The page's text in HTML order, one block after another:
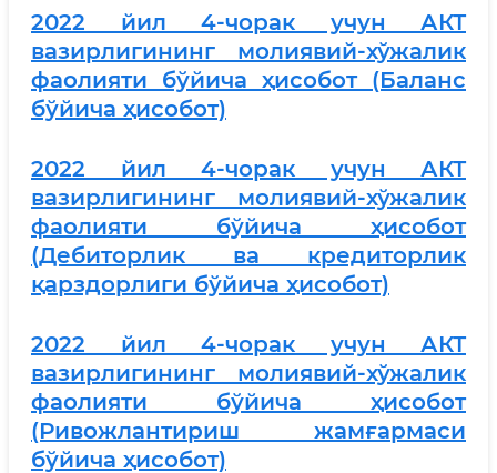
2022 йил 4-чорак учун АКТ
вазирлигининг молиявий-хўжалик
фаолияти бўйича ҳисобот (Баланс
бўйича ҳисобот)
2022 йил 4-чорак учун АКТ
вазирлигининг молиявий-хўжалик
фаолияти бўйича ҳисобот
(Дебиторлик ва кредиторлик
қарздорлиги бўйича ҳисобот)
2022 йил 4-чорак учун АКТ
вазирлигининг молиявий-хўжалик
фаолияти бўйича ҳисобот
(Ривожлантириш жамғармаси
бўйича ҳисобот)